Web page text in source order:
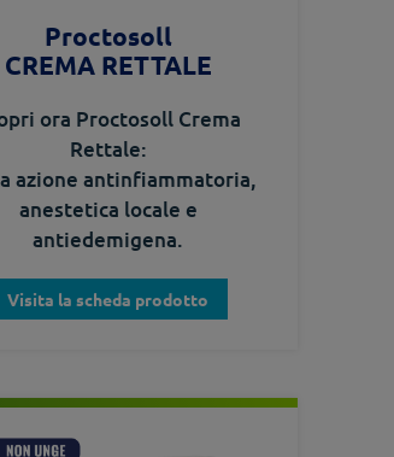
Proctosoll
CREMA RETTALE
ora Proctosoll Crema
Rettale:
azione antinfiammatoria,
anestetica locale e
antiedemigena.
Visita la scheda prodotto